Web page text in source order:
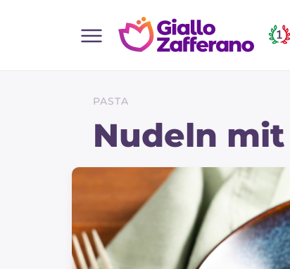
Hauptgerichte
PASTA
Nudeln